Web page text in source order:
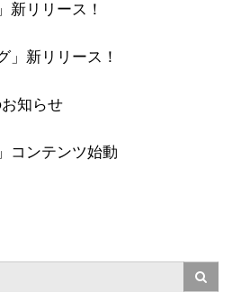
新リリース！
」新リリース！
知らせ
コンテンツ始動